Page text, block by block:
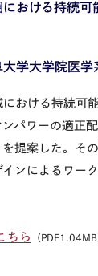
における持続
学大学院医学
おける持続可
パワーの適正
提案した。そ
ンによるワー
ちら （